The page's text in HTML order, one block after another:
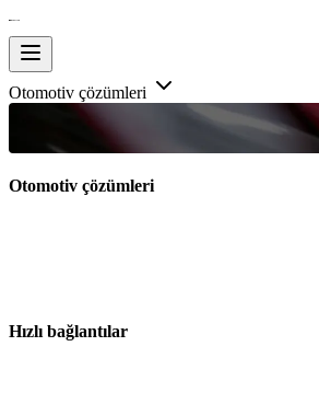
Otomotiv çözümleri
Otomotiv çözümleri
Hızlı bağlantılar